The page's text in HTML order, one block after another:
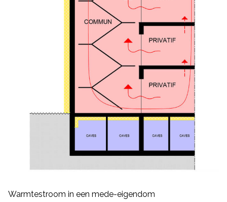
Warmtestroom in een mede-eigendom